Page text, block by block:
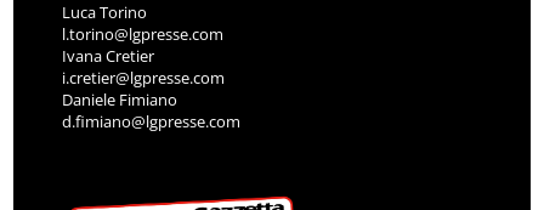
Luca Torino
l.torino@lgpresse.com
Ivana Cretier
i.cretier@lgpresse.com
Daniele Fimiano
d.fimiano@lgpresse.com